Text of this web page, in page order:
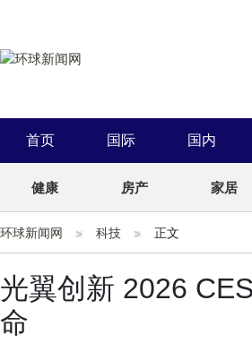
首页 国际 国内
健康 房产 家居
环球新闻网 科技 正文
光翼创新 2026
命